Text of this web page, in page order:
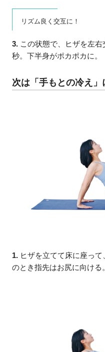
リズム良く交互に！
3. この状態で、ヒザを左
秒。下半身がポカポカに。
次は「手もとの冷え」
1. ヒザを立てて床に座っ
のとき指先はお尻に向ける。